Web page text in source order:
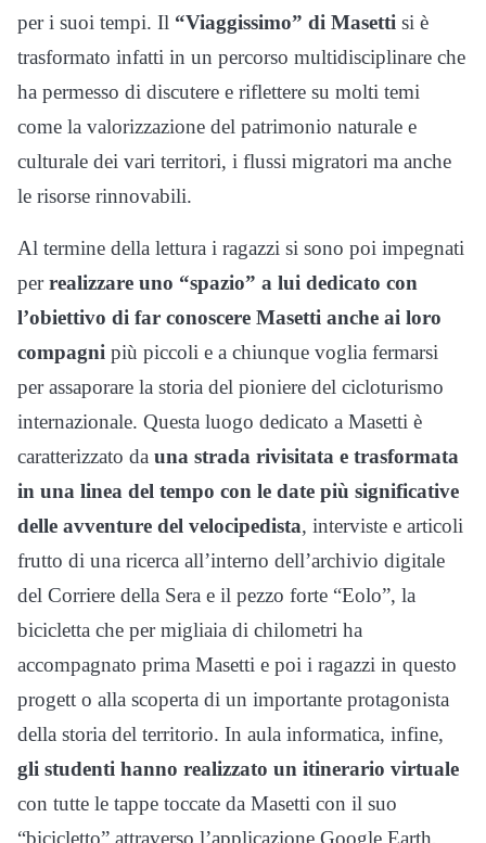
per i suoi tempi. Il “Viaggissimo” di Masetti si è
trasformato infatti in un percorso multidisciplinare che
ha permesso di discutere e riflettere su molti temi
come la valorizzazione del patrimonio naturale e
culturale dei vari territori, i flussi migratori ma anche
le risorse rinnovabili.
Al termine della lettura i ragazzi si sono poi impegnati
perrealizzare uno “spazio” a lui dedicato con
l’obiettivo di far conoscere Masetti anche ai loro
compagni più piccoli e a chiunque voglia fermarsi
per assaporare la storia del pioniere del cicloturismo
internazionale. Questa luogo dedicato a Masetti è
caratterizzato da una strada rivisitata e trasformata
in una linea del tempo con le date più significative
delle avventure del velocipedista, interviste e articoli
frutto di una ricerca all’interno dell’archivio digitale
del Corriere della Sera e il pezzo forte “Eolo”, la
bicicletta che per migliaia di chilometri ha
accompagnato prima Masetti e poi i ragazzi in questo
progett o alla scoperta di un importante protagonista
della storia del territorio. In aula informatica, infine,
gli studenti hanno realizzato un itinerario virtuale
con tutte le tappe toccate da Masetti con il suo
“bicicletto” attraverso l’applicazione Google Earth,